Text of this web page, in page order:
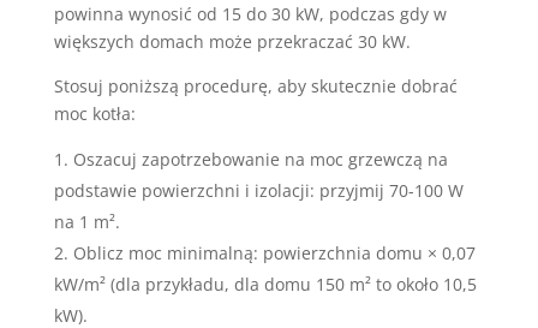
powinna wynosić od 15 do 30 kW, podczas gdy w
większych domach może przekraczać 30 kW.
Stosuj poniższą procedurę, aby skutecznie dobrać
moc kotła:
Oszacuj zapotrzebowanie na moc grzewczą na
podstawie powierzchni i izolacji: przyjmij 70-100 W
na 1 m².
Oblicz moc minimalną: powierzchnia domu × 0,07
kW/m² (dla przykładu, dla domu 150 m² to około 10,5
kW).